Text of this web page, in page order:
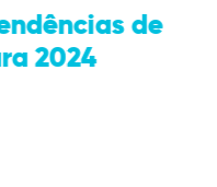
o futuro